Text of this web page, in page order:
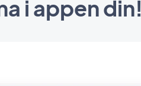
i appen din!